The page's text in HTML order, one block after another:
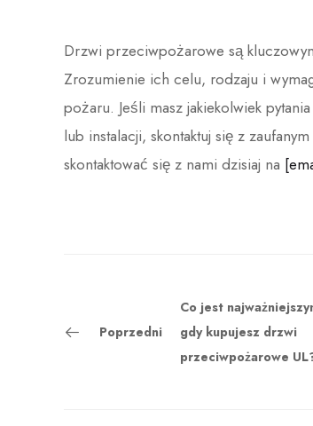
Drzwi przeciwpożarowe są
Zrozumienie ich celu, rodzaju i
pożaru. Jeśli masz jakiekolwiek
lub instalacji, skontaktuj się z
skontaktować się z nami dzisiaj na
Poprzedni
Co jest
gdy kupujesz drzwi
przeciwpożarowe